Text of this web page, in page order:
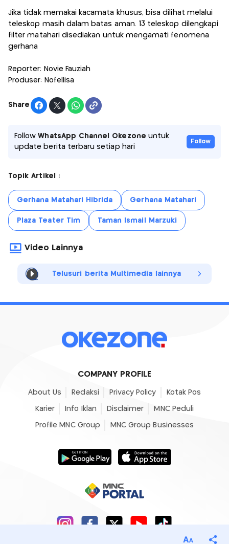
Jika tidak memakai kacamata khusus, bisa dilihat melalui
teleskop masih dalam batas aman. 13 teleskop dilengkapi
filter matahari disediakan untuk mengamati fenomena
gerhana
Reporter: Novie Fauziah
Produser: Nofellisa
Share
FollowWhatsApp Channel Okezone untuk
update berita terbaru setiap hari
Follow
Topik Artikel :
Gerhana Matahari Hibrida Gerhana Matahari
Plaza Teater Tim Taman Ismail Marzuki
Video Lainnya
Telusuri berita Multimedia lainnya
COMPANY PROFILE
About Us Redaksi Privacy Policy Kotak Pos
Karier Info Iklan Disclaimer MNC Peduli
Profile MNC Group MNC Group Businesses